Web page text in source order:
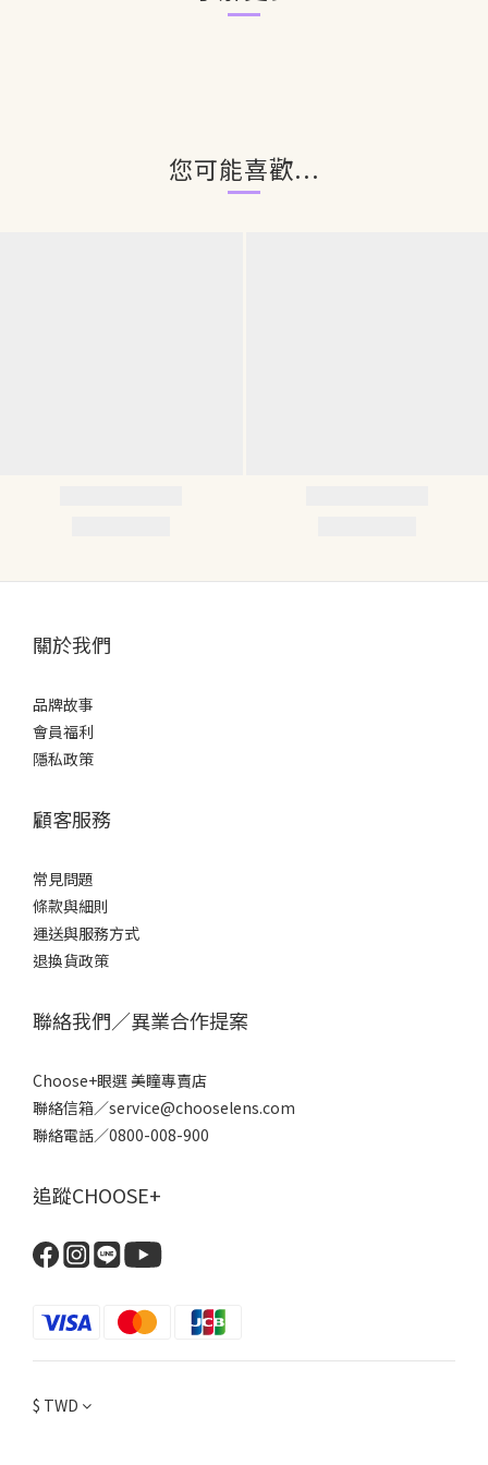
您可能喜歡...
關於我們
品牌故事
會員福利
隱私政策
顧客服務
常見問題
條款與細則
運送與服務方式
退換貨政策
聯絡我們／異業合作提案
Choose+眼選 美瞳專賣店
聯絡信箱／service@chooselens.com
聯絡電話／0800-008-900
追蹤CHOOSE+
$ TWD